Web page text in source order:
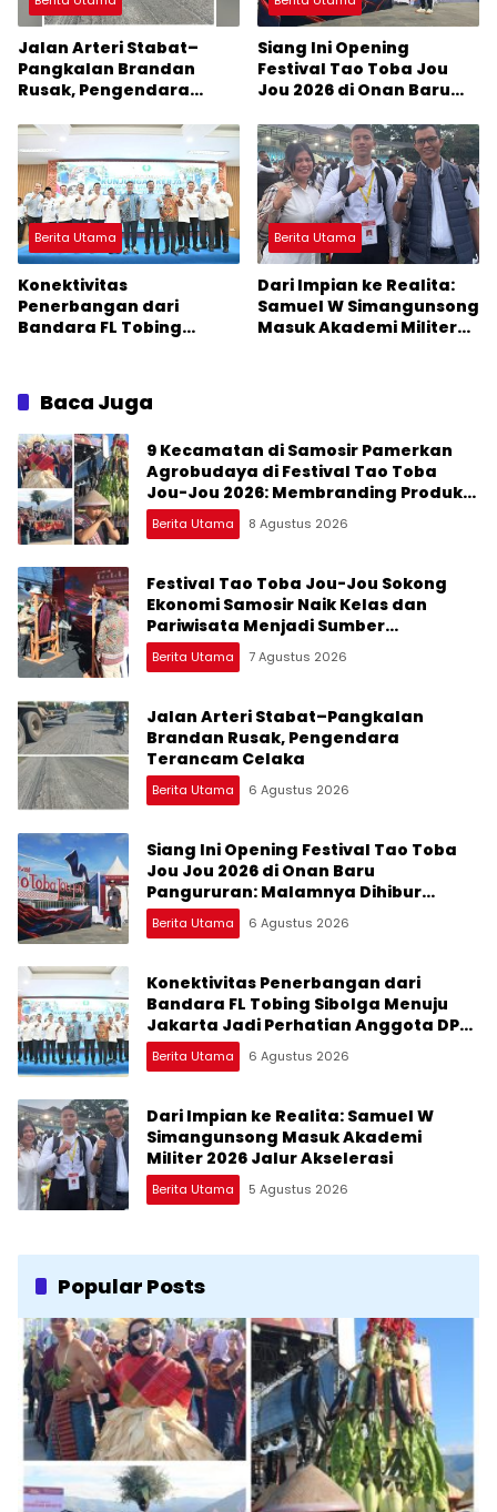
Jalan Arteri Stabat–
Pangkalan Brandan
Rusak, Pengendara
Siang Ini Opening
Festival Tao Toba Jou
Jou 2026 di Onan Baru
Dihibur Marsada Band
Berita Utama
Konektivitas
Penerbangan dari
Bandara FL Tobing
DPR RI Muhammad Lokot
Nasution
Berita Utama
Dari Impian ke Realita:
Samuel W Simangunsong
Masuk Akademi Militer
Baca Juga
9 Kecamatan di Samosir Pamerkan
Agrobudaya di Festival Tao Toba
Jou-Jou 2026: Membranding Produk
Lokal agar Terkenal
Berita Utama 8 Agustus 2026
Festival Tao Toba Jou-Jou Sokong
Ekonomi Samosir Naik Kelas dan
Pariwisata Menjadi Sumber
Pertumbuhan Ekonomi Baru
Berita Utama 7 Agustus 2026
Jalan Arteri Stabat–Pangkalan
Brandan Rusak, Pengendara
Terancam Celaka
Berita Utama 6 Agustus 2026
Siang Ini Opening Festival Tao Toba
Jou Jou 2026 di Onan Baru
Pangururan: Malamnya Dihibur
Marsada Band
Berita Utama 6 Agustus 2026
Konektivitas Penerbangan dari
Bandara FL Tobing Sibolga Menuju
Jakarta Jadi Perhatian Anggota DPR
RI Muhammad Lokot Nasution
Berita Utama 6 Agustus 2026
Dari Impian ke Realita: Samuel W
Simangunsong Masuk Akademi
Militer 2026 Jalur Akselerasi
Berita Utama 5 Agustus 2026
Popular Posts